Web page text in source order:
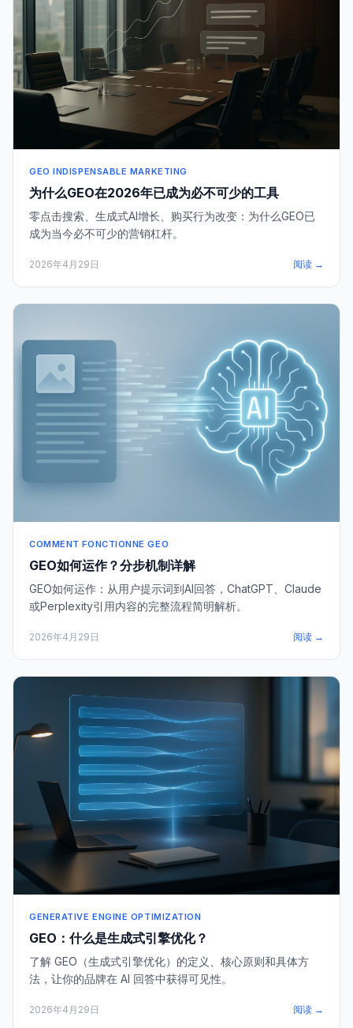
GEO INDISPENSABLE MARKETING
为什么GEO在2026年已成为必不可少的工具
零点击搜索、生成式AI增长、购买行为改变：为什么GEO已
成为当今必不可少的营销杠杆。
2026年4月29日 阅读 →
COMMENT FONCTIONNE GEO
GEO如何运作？分步机制详解
GEO如何运作：从用户提示词到AI回答，ChatGPT、Claude
或Perplexity引用内容的完整流程简明解析。
2026年4月29日 阅读 →
GENERATIVE ENGINE OPTIMIZATION
GEO：什么是生成式引擎优化？
了解 GEO（生成式引擎优化）的定义、核心原则和具体方
法，让你的品牌在 AI 回答中获得可见性。
2026年4月29日 阅读 →